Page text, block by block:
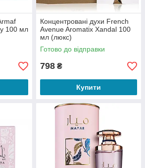
100 мл
Концентровані духи French
Avenue Aromatix Xandal 100
мл (люкс)
Готово до відправки
798 ₴
Купити